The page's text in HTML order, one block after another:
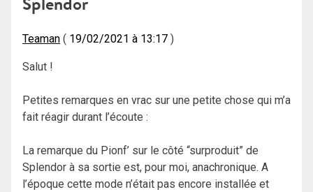
Teaman 19/02/2021 à 13:17
Salut !
Petites remarques en vrac sur une petite chose qui m’a
fait réagir durant l’écoute :
La remarque du Pionf’ sur le côté “surproduit” de
Splendor à sa sortie est, pour moi, anachronique. A
l’époque cette mode n’était pas encore installée et